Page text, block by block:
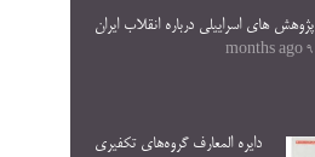
پژوهش های اسراییلی درباره انقلاب ایران
9 months ago
دایره المعارف گروه‌های تکفیری